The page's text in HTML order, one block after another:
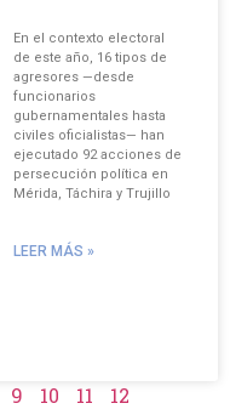
En el contexto electoral
de este año, 16 tipos de
agresores —desde
funcionarios
gubernamentales hasta
civiles oficialistas— han
ejecutado 92 acciones de
persecución política en
Mérida, Táchira y Trujillo
LEER MÁS »
9 10 11 12